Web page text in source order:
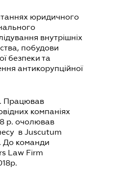
юридичного
внутрішніх
побудови
безпеки та
антикорупційної
Працював
компаніях
р. очолював
в Juscutum
До команди
Law Firm